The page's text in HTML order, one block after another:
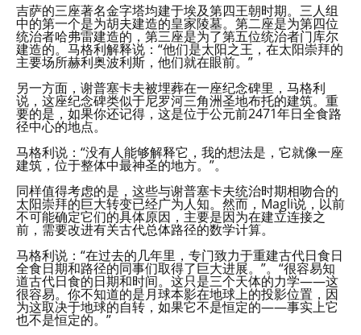
吉萨的三座著名金字塔均建于埃及第四王朝时期。三人组
中的第一个是为胡夫建造的皇家陵墓。第二座是为第四位
统治者哈弗雷建造的，第三座是为了第五位统治者门库尔
建造的。马格利解释说：“他们是太阳之王，在太阳崇拜的
主要场所赫利奥波利斯，他们就在眼前。”
另一方面，谢普塞卡夫被埋葬在一座纪念碑里，马格利
说，这座纪念碑类似于尼罗河三角洲圣地布托的建筑。重
要的是，如果你还记得，这是位于公元前2471年日全食路
径中心的地点。
马格利说：“没有人能够解释它，我的想法是，它就像一座
建筑，位于整体中最神圣的地方。”。
同样值得考虑的是，这些与谢普塞卡夫统治时期相吻合的
太阳崇拜的巨大转变已经广为人知。然而，Magli说，以前
不可能确定它们的具体原因，主要是因为在建立连接之
前，需要改进有关古代总体路径的数学计算。
马格利说：“在过去的几年里，专门致力于重建古代日食日
全食日期和路径的同事们取得了巨大进展。”。“很容易知
道古代日食的日期和时间。这只是三个天体的力学——这
很容易。你不知道的是月球本影在地球上的投影位置，因
为这取决于地球的自转，如果它不是恒定的——事实上它
也不是恒定的。”